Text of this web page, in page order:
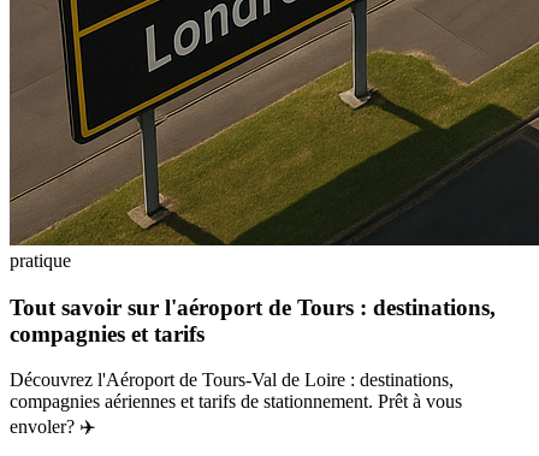
pratique
Tout savoir sur l'aéroport de Tours : destinations,
compagnies et tarifs
Découvrez l'Aéroport de Tours-Val de Loire : destinations,
compagnies aériennes et tarifs de stationnement. Prêt à vous
envoler? ✈️